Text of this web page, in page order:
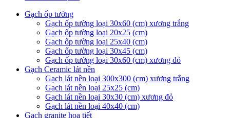
Gạch ốp tường
Gạch ốp tường loại 30x60 (cm) xương trắng
Gạch ốp tường loại 20x25 (cm)
Gạch ốp tường loại 25x40 (cm)
Gạch ốp tường loại 30x45 (cm)
Gạch ốp tường loại 30x60 (cm) xương đỏ
Gạch Ceramic lát nền
Gạch lát nền loại 300x300 (cm) xương trắng
Gạch lát nền loại 25x25 (cm)
Gạch lát nền loại 30x30 (cm) xương đỏ
Gạch lát nền loại 40x40 (cm)
Gạch granite họa tiết